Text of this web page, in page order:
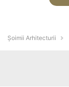
Șoimii Arhitecturii